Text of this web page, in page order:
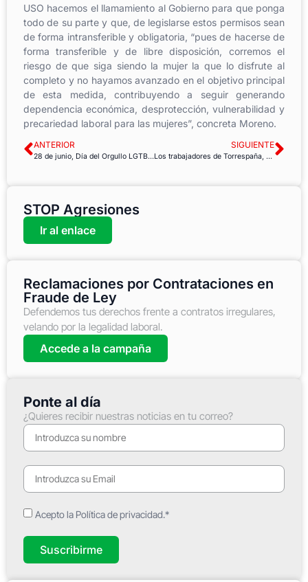
USO hacemos el llamamiento al Gobierno para que ponga
todo de su parte y que, de legislarse estos permisos sean
de forma intransferible y obligatoria, “pues de hacerse de
forma transferible y de libre disposición, corremos el
riesgo de que siga siendo la mujer la que lo disfrute al
completo y no hayamos avanzado en el objetivo principal
de esta medida, contribuyendo a seguir generando
dependencia económica, desprotección, vulnerabilidad y
precariedad laboral para las mujeres”, concreta Moreno.
ANTERIOR
28 de junio, Día del Orgullo LGTBI+
SIGUIENTE
Los trabajadores de Torrespaña, amenazados por enfermedades e infecciones debido a la calidad del aire
STOP Agresiones
Ir al enlace
Reclamaciones por Contrataciones en
Fraude de Ley
Defendemos tus derechos frente a contratos irregulares,
velando por la legalidad laboral.
Accede a la campaña
Ponte al día
¿Quieres recibir nuestras noticias en tu correo?
Acepto la Política de privacidad.*
Suscribirme